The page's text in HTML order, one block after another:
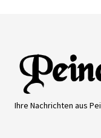
Ihre Nachrichten aus